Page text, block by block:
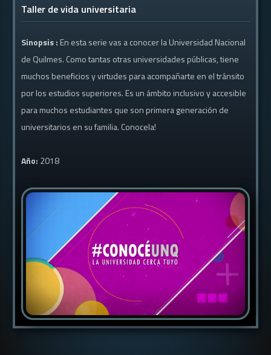
Taller de vida universitaria
Sinopsis : En esta serie vas a conocer la Universidad Nacional
de Quilmes. Como tantas otras universidades públicas, tiene
muchos beneficios y virtudes para acompañarte en el tránsito
por los estudios superiores. Es un ámbito inclusivo y accesible
para muchos estudiantes que son primera generación de
universitarios en su familia. Conocela!
Año: 2018